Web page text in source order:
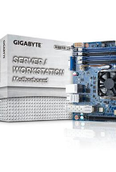
9:30 - 18:00